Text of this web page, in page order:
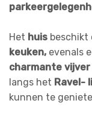
Het huis beschikt
keuken, evenals
charmante vijver
langs het Ravel-
kunnen te